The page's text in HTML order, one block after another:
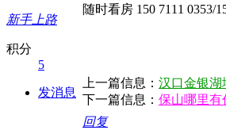
新手上路
积分
5
发消息
随时看房 150 7111 0353/
上一篇信息： 汉口金银湖
下一篇信息： 保山哪里有
回复